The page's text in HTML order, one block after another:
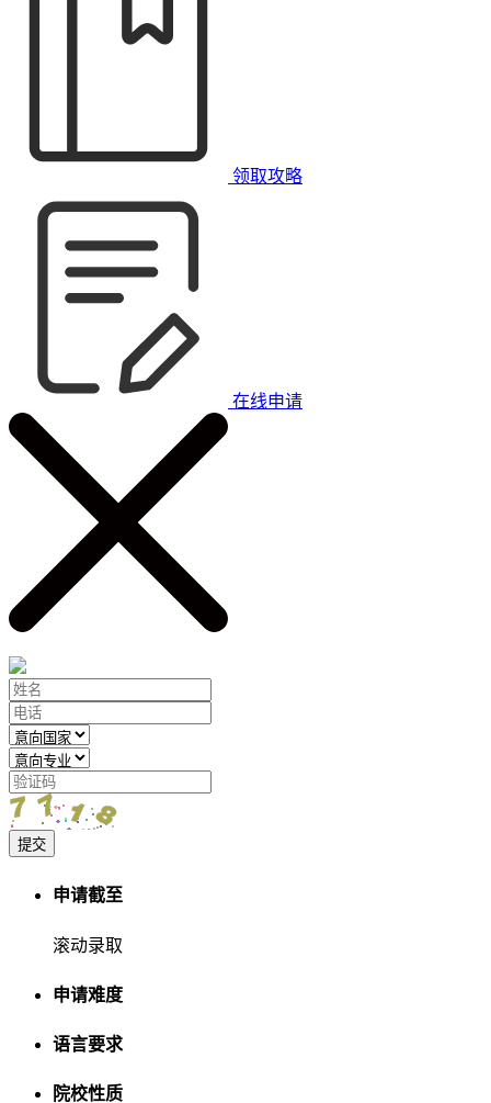
领取攻略
在线申请
提交
申请截至
滚动录取
申请难度
语言要求
院校性质